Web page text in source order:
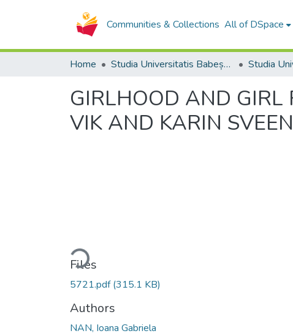
Communities & Collections All of DSpace
Home Studia Universitatis Babeș-Bolyai Collection
GIRLHOOD AND GIRL
VIK AND KARIN SVEEN
Loading...
Files
5721.pdf(315.1 KB)
Authors
NAN, Ioana Gabriela